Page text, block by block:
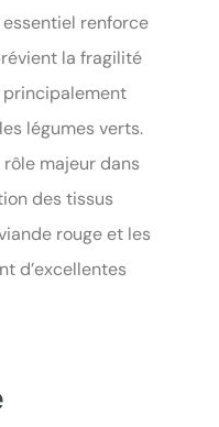
renforce
la fragilité
principalement
légumes verts.
majeur dans
des tissus
rouge et les
d’excellentes